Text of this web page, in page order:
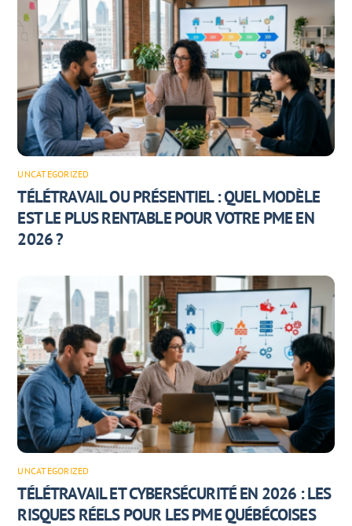
UNCATEGORIZED
TÉLÉTRAVAIL OU PRÉSENTIEL : QUEL MODÈLE
EST LE PLUS RENTABLE POUR VOTRE PME EN
2026 ?
UNCATEGORIZED
TÉLÉTRAVAIL ET CYBERSÉCURITÉ EN 2026 : LES
RISQUES RÉELS POUR LES PME QUÉBÉCOISES